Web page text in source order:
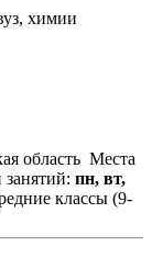
химии
область Места
пн, вт,
классы (9-